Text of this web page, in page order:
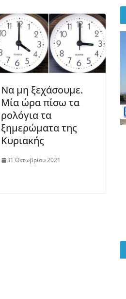
Να μη ξεχάσουμε.
Μία ώρα πίσω τα
ρολόγια τα
ξημερώματα της
Κυριακής
31 Οκτωβρίου 2021